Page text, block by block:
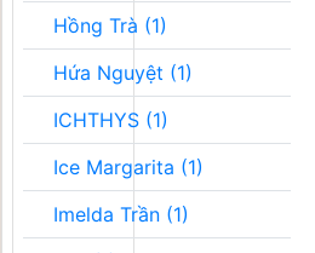
Hồng Trà (1)
Hứa Nguyệt (1)
ICHTHYS (1)
Ice Margarita (1)
Imelda Trần (1)